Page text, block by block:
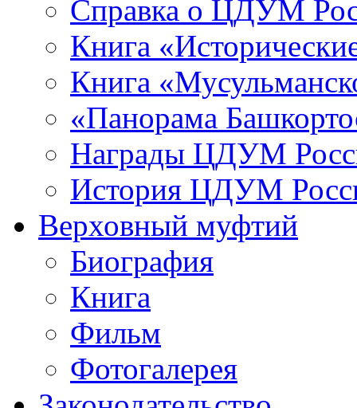
Справка о ЦДУМ
Книга
Книга
«Панорама
Награды ЦДУМ
История ЦДУМ
Верховный муфтий
Биография
Книга
Фильм
Фотогалерея